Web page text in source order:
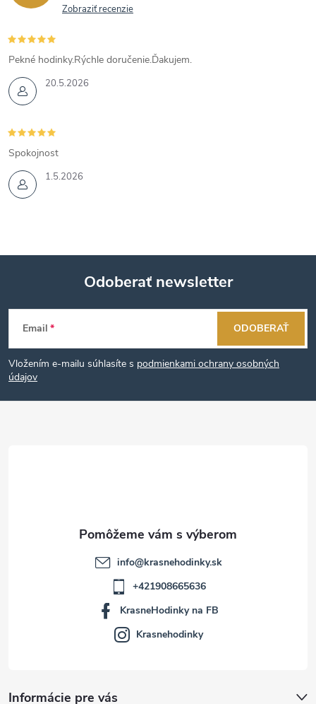
Zobraziť recenzie
20.5.2026
Pekné hodinky.Rýchle doručenie.Ďakujem.
1.5.2026
Spokojnost
Z
á
p
Odoberať newsletter
Email
Vložením e-mailu súhlasíte s podmienkami ochrany osobných
údajov
ODOBERAŤ
Informácie pre vás
info@krasnehodinky.sk
+421908665636
KrasneHodinky na FB
Krasnehodinky